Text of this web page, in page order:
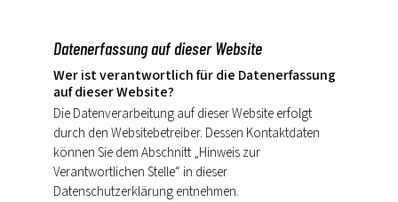
Datenerfassung auf dieser Website
Wer ist verantwortlich für die Datenerfassung
auf dieser Website?
Die Datenverarbeitung auf dieser Website erfolgt
durch den Websitebetreiber. Dessen Kontaktdaten
können Sie dem Abschnitt „Hinweis zur
Verantwortlichen Stelle“ in dieser
Datenschutzerklärung entnehmen.